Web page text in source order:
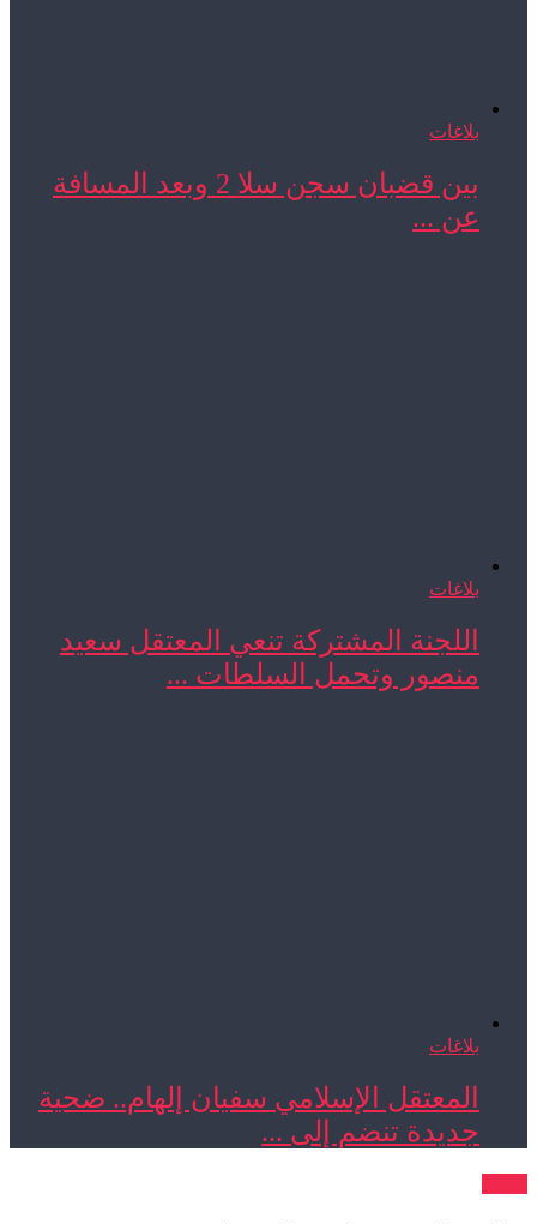
بلاغات
بين قضبان سجن سلا 2 وبعد المسافة
عن ...
بلاغات
اللجنة المشتركة تنعي المعتقل سعيد
منصور وتحمل السلطات ...
بلاغات
المعتقل الإسلامي سفيان إلهام.. ضحية
جديدة تنضم إلى ...